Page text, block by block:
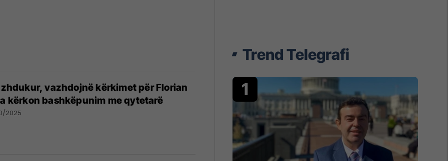
vazhdojnë kërkimet për Florian
kërkon bashkëpunim me qytetarë
2025
Trend Telegrafi